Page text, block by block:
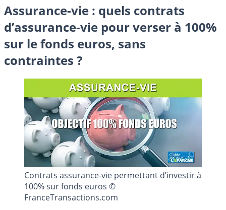
Assurance-vie : quels contrats
d’assurance-vie pour verser à 100%
sur le fonds euros, sans
contraintes ?
Contrats assurance-vie permettant d’investir à
100% sur fonds euros ©
FranceTransactions.com